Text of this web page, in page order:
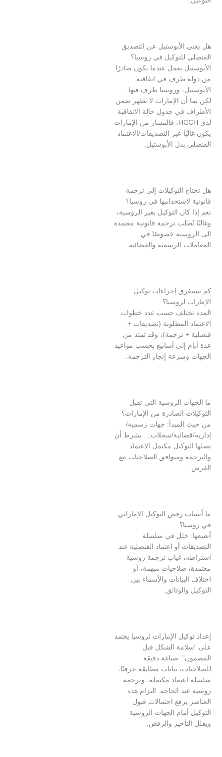
الأبوستيل عن التصديق
للتوكيل في روسيا؟
يعمل عندما يكون صادرًا
طرف في اتفاقية
وروسيا طرف فيها.
أن الإمارات لا تظهر ضمن
في جدول حالة الاتفاقية
لدى HCCH، فالمسار من الإمارات
عبر التصديقات/الاعتماد
بدل الأبوستيل.
التوكيلات إلى ترجمة
لاستخدامها في روسيا؟
التوكيل بغير الروسية،
ترجمة قانونية معتمدة
خصوصًا في
الرسمية والقضائية.
إجراءات توكيل
لروسيا؟
حسب عدد خطوات
المطلوبة (تصديقات +
ترجمة)، وقد تمتد من
إلى أسابيع بحسب مواعيد
إنجاز الترجمة.
الروسية التي تقبل
الصادرة من الإمارات؟
جهات رسمية/
سجلات… بشرط أن
مكتمل الاعتماد
ومتوافق الصلاحيات مع
رفض التوكيل الإماراتي
خلل في سلسلة
أو اعتماد القنصلية عند
غياب ترجمة روسية
صلاحيات مبهمة، أو
والأسماء بين
الإمارات لروسيا يعتمد
الشكل قبل
صياغة دقيقة
بيانات مطابقة حرفيًا،
مكتملة، وترجمة
الحاجة. التزام هذه
يرفع احتمالات قبول
أمام الجهات الروسية
والرفض.